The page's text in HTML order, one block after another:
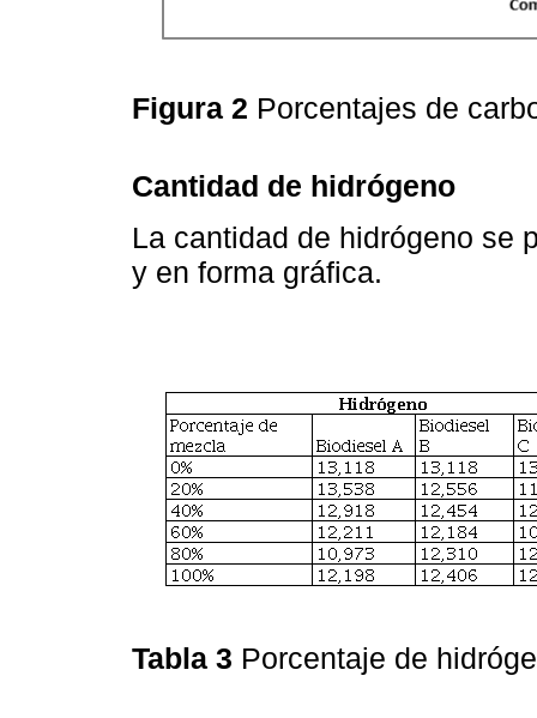
Figura 2 Porcentajes de
Cantidad de hidrógeno
La cantidad de hidrógeno se
y en forma gráfica.
Tabla 3 Porcentaje de